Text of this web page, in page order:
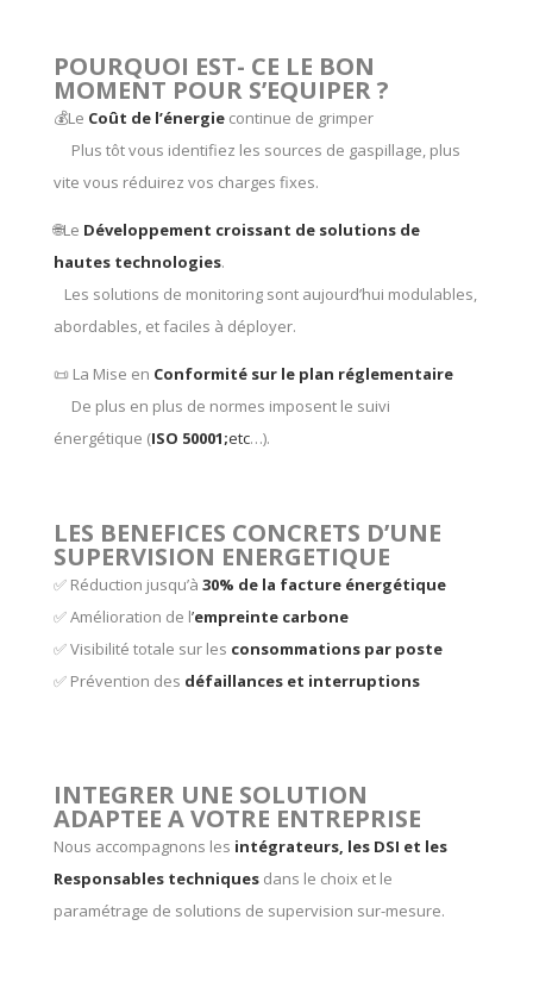
POURQUOI EST- CE LE BON
MOMENT POUR S’EQUIPER ?
💰Le Coût de l’énergiecontinue de grimper
Plus tôt vous identifiez les sources de gaspillage, plus
vite vous réduirez vos charges fixes.
🌐Le Développement croissant de solutions de
hautes technologies.
Les solutions de monitoring sont aujourd’hui modulables,
abordables, et faciles à déployer.
📜 La Mise en Conformité sur le plan réglementaire
De plus en plus de normes imposent le suivi
énergétique (ISO 50001;etc…).
LES BENEFICES CONCRETS D’UNE
SUPERVISION ENERGETIQUE
✅ Réduction jusqu’à 30% de la facture énergétique
✅ Amélioration de l’empreinte carbone
✅ Visibilité totale sur les consommations par poste
✅ Prévention des défaillances et interruptions
INTEGRER UNE SOLUTION
ADAPTEE A VOTRE ENTREPRISE
Nous accompagnons les intégrateurs, les DSI et les
Responsables techniquesdans le choix et le
paramétrage de solutions de supervision sur-mesure.